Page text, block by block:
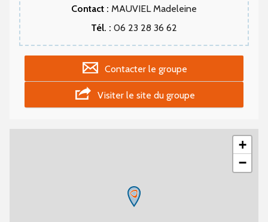
Contact : MAUVIEL Madeleine
Tél. : 06 23 28 36 62
Contacter le groupe
Visiter le site du groupe
+
−